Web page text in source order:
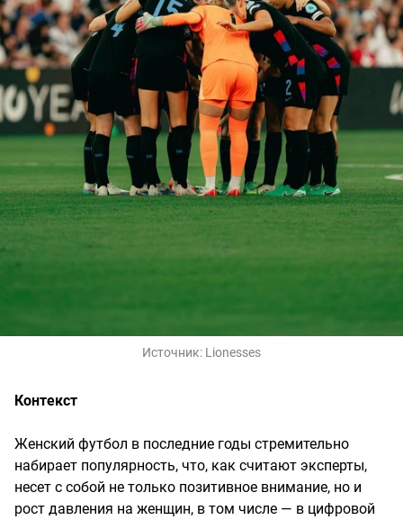
Источник: Lionesses
Контекст
Женский футбол в последние годы стремительно
набирает популярность, что, как считают эксперты,
несет с собой не только позитивное внимание, но и
рост давления на женщин, в том числе — в цифровой